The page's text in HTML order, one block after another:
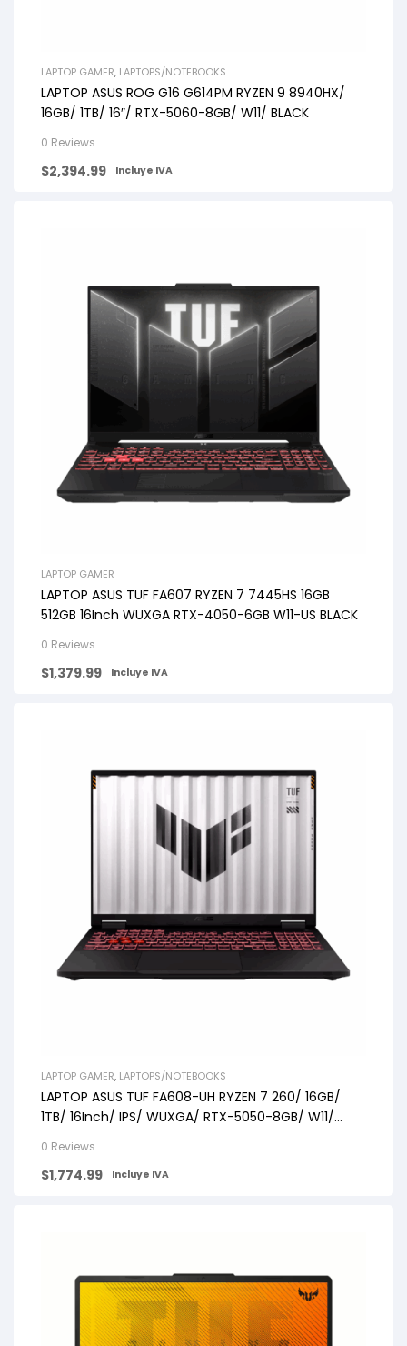
LAPTOP GAMER, LAPTOPS/NOTEBOOKS
LAPTOP ASUS ROG G16 G614PM RYZEN 9 8940HX/
16GB/ 1TB/ 16″/ RTX-5060-8GB/ W11/ BLACK
0 Reviews
$2,394.99 Incluye IVA
LAPTOP GAMER
LAPTOP ASUS TUF FA607 RYZEN 7 7445HS 16GB
512GB 16Inch WUXGA RTX-4050-6GB W11-US BLACK
0 Reviews
$1,379.99 Incluye IVA
LAPTOP GAMER, LAPTOPS/NOTEBOOKS
LAPTOP ASUS TUF FA608-UH RYZEN 7 260/ 16GB/
1TB/ 16Inch/ IPS/ WUXGA/ RTX-5050-8GB/ W11/
0 Reviews
$1,774.99 Incluye IVA